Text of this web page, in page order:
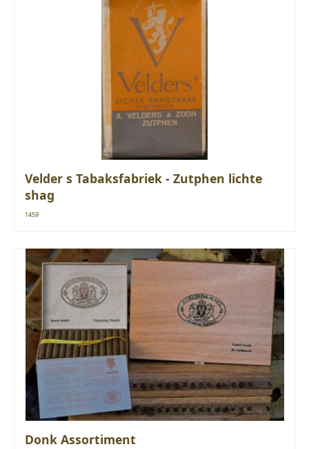
Velder s Tabaksfabriek - Zutphen lichte
shag
1459
Donk Assortiment